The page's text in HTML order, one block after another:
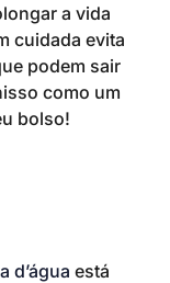
a vida
cuidada evita
podem sair
como um
bolso!
d’água está